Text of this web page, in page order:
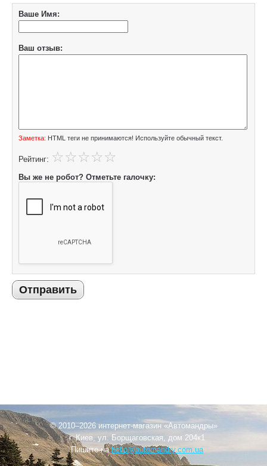
Ваше Имя:
Ваш отзыв:
Заметка: HTML теги не принимаются! Используйте обычный текст.
Рейтинг:
Вы же не робот? Отметьте галочку:
Отправить
© 2010–2026 интернет-магазин «Автомандры»
г. Киев, ул. Борщаговская, дом 204к1
Пишите наhello@automandry.com.ua